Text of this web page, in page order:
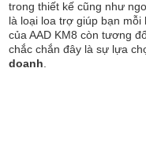
trong thiết kế cũng như
là loại loa trợ giúp bạn mỗi
của AAD KM8 còn tương
chắc chắn đây là sự lựa
doanh.